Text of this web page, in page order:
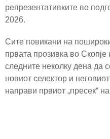
репрезентативките во
2026.
Сите повикани на
првата прозивка во
следните неколку дена да
новиот селектор и
направи првиот „пресек“